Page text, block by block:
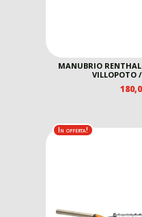
MANUBRIO
VILLOPOTO
In offerta!